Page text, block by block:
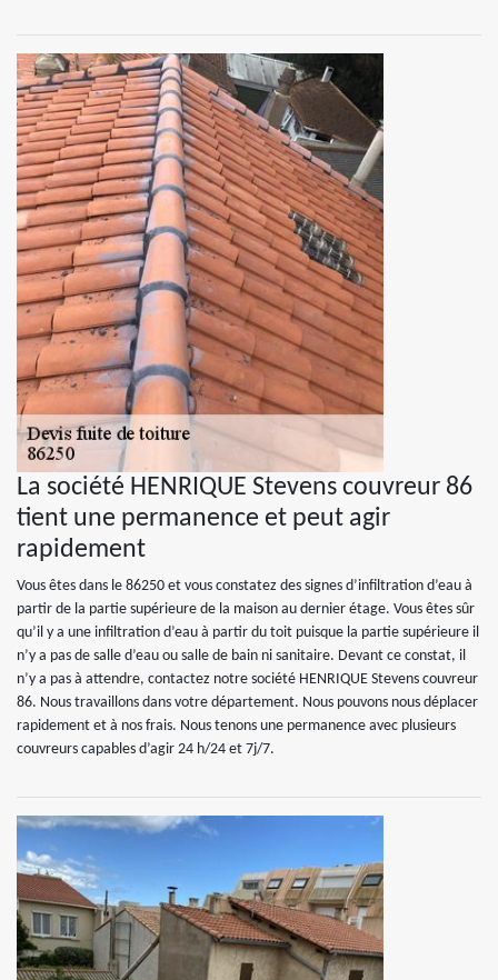
La société HENRIQUE Stevens couvreur 86
tient une permanence et peut agir
rapidement
Vous êtes dans le 86250 et vous constatez des signes d’infiltration d’eau à
partir de la partie supérieure de la maison au dernier étage. Vous êtes sûr
qu’il y a une infiltration d’eau à partir du toit puisque la partie supérieure il
n’y a pas de salle d’eau ou salle de bain ni sanitaire. Devant ce constat, il
n’y a pas à attendre, contactez notre société HENRIQUE Stevens couvreur
86. Nous travaillons dans votre département. Nous pouvons nous déplacer
rapidement et à nos frais. Nous tenons une permanence avec plusieurs
couvreurs capables d’agir 24 h/24 et 7j/7.